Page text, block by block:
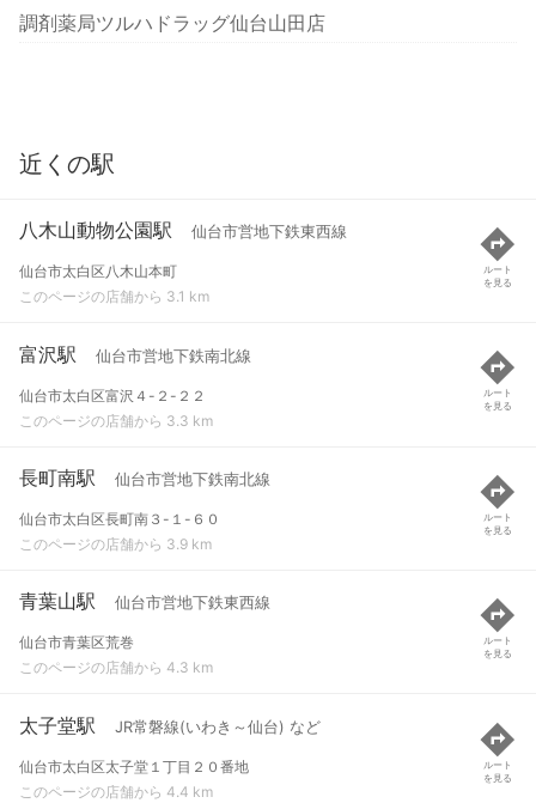
調剤薬局ツルハドラッグ仙台山田店
近くの駅
八木山動物公園駅 仙台市営地下鉄東西線
仙台市太白区八木山本町
このページの店舗から 3.1 km
ルート
を見る
富沢駅 仙台市営地下鉄南北線
仙台市太白区富沢４-２-２２
このページの店舗から 3.3 km
ルート
を見る
長町南駅 仙台市営地下鉄南北線
仙台市太白区長町南３-１-６０
このページの店舗から 3.9 km
ルート
を見る
青葉山駅 仙台市営地下鉄東西線
仙台市青葉区荒巻
このページの店舗から 4.3 km
ルート
を見る
太子堂駅 JR常磐線(いわき～仙台) など
仙台市太白区太子堂１丁目２０番地
このページの店舗から 4.4 km
ルート
を見る